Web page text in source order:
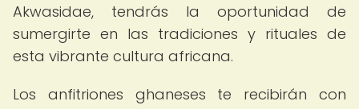
Akwasidae, tendrás la oportunidad de
sumergirte en las tradiciones y rituales de
esta vibrante cultura africana.
Los anfitriones ghaneses te recibirán con